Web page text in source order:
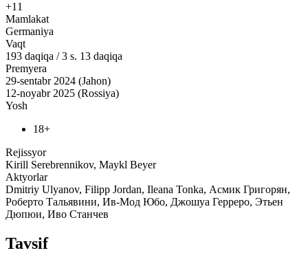
+11
Mamlakat
Germaniya
Vaqt
193 daqiqa /3 s. 13 daqiqa
Premyera
29-sentabr 2024 (Jahon)
12-noyabr 2025 (Rossiya)
Yosh
18+
Rejissyor
Kirill Serebrennikov, Maykl Beyer
Aktyorlar
Dmitriy Ulyanov, Filipp Jordan, Ileana Tonka, Асмик Григорян,
Роберто Тальявини, Ив-Мод Юбо, Джошуа Герреро, Этьен
Дюпюи, Иво Станчев
Tavsif